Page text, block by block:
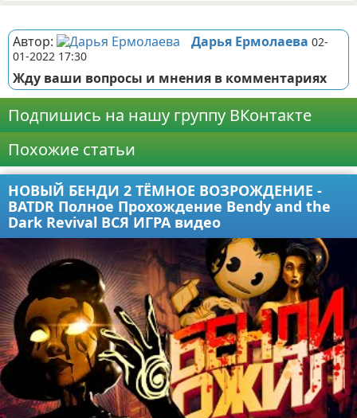
Автор: Дарья Ермолаева 02-
01-2022 17:30
Жду ваши вопросы и мнения в комментариях
Подпишись на нашу группу ВКонтакте
Похожие статьи
НОВЫЙ БЕНДИ 2 ТЁМНОЕ ВОЗРОЖДЕНИЕ -
BATDR Полное Прохождение Bendy and the
Dark Revival ВСЯ ИГРА видео